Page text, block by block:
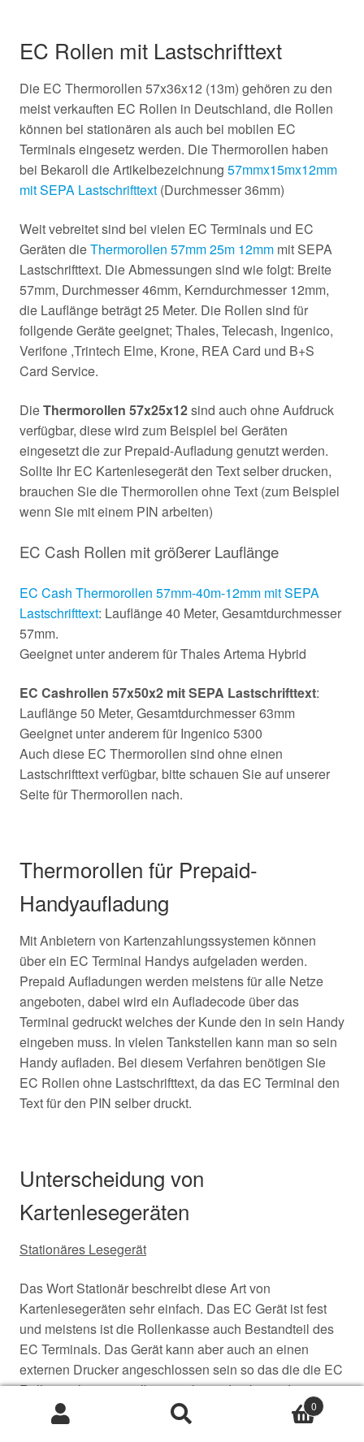
EC Rollen mit Lastschrifttext
Die EC Thermorollen 57x36x12 (13m) gehören zu den
meist verkauften EC Rollen in Deutschland, die Rollen
können bei stationären als auch bei mobilen EC
Terminals eingesetz werden. Die Thermorollen haben
bei Bekaroll die Artikelbezeichnung 57mmx15mx12mm
mit SEPA Lastschrifttext (Durchmesser 36mm)
Weit vebreitet sind bei vielen EC Terminals und EC
Geräten dieThermorollen 57mm 25m 12mm mit SEPA
Lastschrifttext. Die Abmessungen sind wie folgt: Breite
57mm, Durchmesser 46mm, Kerndurchmesser 12mm,
die Lauflänge beträgt 25 Meter. Die Rollen sind für
follgende Geräte geeignet; Thales, Telecash, Ingenico,
Verifone ,Trintech Elme, Krone, REA Card und B+S
Card Service.
DieThermorollen 57x25x12sind auch ohne Aufdruck
verfügbar, diese wird zum Beispiel bei Geräten
eingesetzt die zur Prepaid-Aufladung genutzt werden.
Sollte Ihr EC Kartenlesegerät den Text selber drucken,
brauchen Sie die Thermorollen ohne Text (zum Beispiel
wenn Sie mit einem PIN arbeiten)
EC Cash Rollen mit größerer Lauflänge
EC Cash Thermorollen 57mm-40m-12mm mit SEPA
Lastschrifttext: Lauflänge 40 Meter, Gesamtdurchmesser
57mm.
Geeignet unter anderem für Thales Artema Hybrid
EC Cashrollen 57x50x2 mit SEPA Lastschrifttext:
Lauflänge 50 Meter, Gesamtdurchmesser 63mm
Geeignet unter anderem für Ingenico 5300
Auch diese EC Thermorollen sind ohne einen
Lastschrifttext verfügbar, bitte schauen Sie auf unserer
Seite für Thermorollen nach.
Thermorollen für Prepaid-
Handyaufladung
Mit Anbietern von Kartenzahlungssystemen können
über ein EC Terminal Handys aufgeladen werden.
Prepaid Aufladungen werden meistens für alle Netze
angeboten, dabei wird ein Aufladecode über das
Terminal gedruckt welches der Kunde den in sein Handy
eingeben muss. In vielen Tankstellen kann man so sein
Handy aufladen. Bei diesem Verfahren benötigen Sie
EC Rollen ohne Lastschrifttext, da das EC Terminal den
Text für den PIN selber druckt.
Unterscheidung von
Kartenlesegeräten
Stationäres Lesegerät
Das Wort Stationär beschreibt diese Art von
Kartenlesegeräten sehr einfach. Das EC Gerät ist fest
und meistens ist die Rollenkasse auch Bestandteil des
EC Terminals. Das Gerät kann aber auch an einen
externen Drucker angeschlossen sein so das die die EC
Rollen nicht in umittelbarer nähe gedruckt werden.
Stätionäre EC Terrminals sind bei Supermärkten und
Warenhäusern oft zu sehen.
0